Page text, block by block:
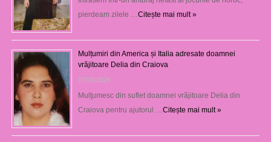
pierdeam zilele …Citește mai mult »
Mulțumiri din America și Italia adresate doamnei
vrăjitoare Delia din Craiova
07/08/2026
Mulţumesc din suflet doamnei vrăjitoare Delia din
Craiova pentru ajutorul …Citește mai mult »